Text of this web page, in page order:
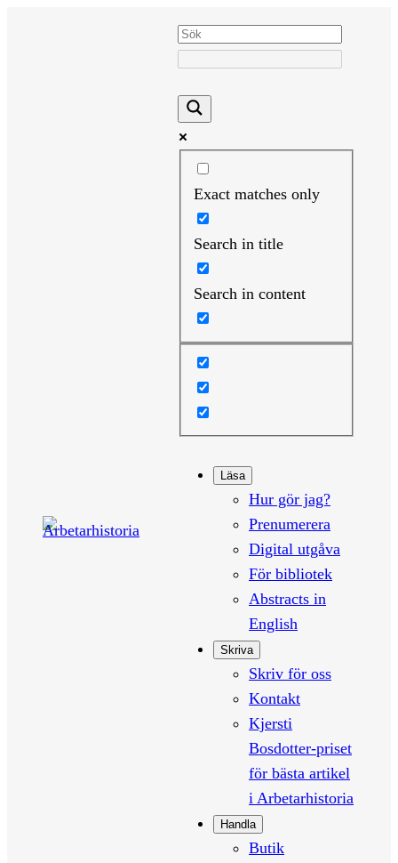
Exact matches only
Search in title
Search in content
Läsa
Hur gör jag?
Prenumerera
Digital utgåva
För bibliotek
Abstracts in
English
Skriva
Skriv för oss
Kontakt
Kjersti
Bosdotter-priset
för bästa artikel
i Arbetarhistoria
Handla
Butik